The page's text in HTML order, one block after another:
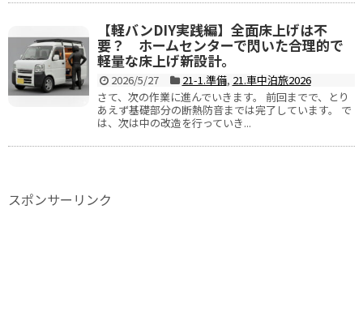
【軽バンDIY実践編】全面床上げは不
要？ ホームセンターで閃いた合理的で
軽量な床上げ新設計。
2026/5/27 21-1.準備, 21.車中泊旅2026
さて、次の作業に進んでいきます。 前回までで、とり
あえず基礎部分の断熱防音までは完了しています。 で
は、次は中の改造を行っていき...
スポンサーリンク